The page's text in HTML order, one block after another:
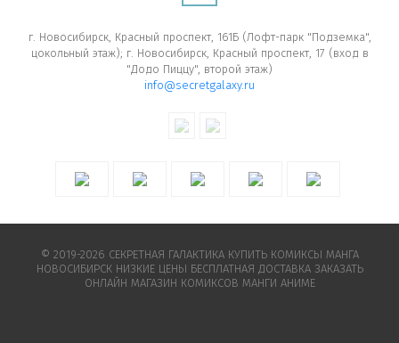
г. Новосибирск, Красный проспект, 161Б (Лофт-парк "Подземка",
цокольный этаж); г. Новосибирск, Красный проспект, 17 (вход в
"Додо Пиццу", второй этаж)
info@secretgalaxy.ru
© 2019-2026 СЕКРЕТНАЯ ГАЛАКТИКА КУПИТЬ КОМИКСЫ МАНГА
НОВОСИБИРСК НИЗКИЕ ЦЕНЫ БЕСПЛАТНАЯ ДОСТАВКА ЗАКАЗАТЬ
ОНЛАЙН МАГАЗИН КОМИКСОВ МАНГИ АНИМЕ